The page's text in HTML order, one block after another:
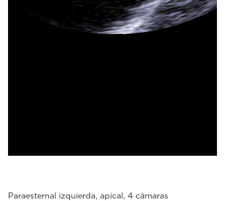
Paraesternal izquierda, apical, 4 cámaras